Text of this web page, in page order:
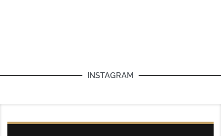
INSTAGRAM